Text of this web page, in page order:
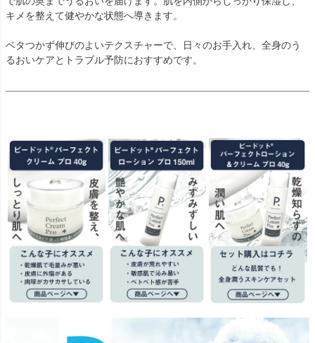
キメを整えて健やかな状態へ導きます。
ベタつかず伸びのよいテクスチャーで、日々のお手入れ、全身のう
るおいケアとトラブル予防におすすめです。